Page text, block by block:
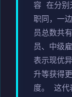
容 在分别
职同，一
员总数共
员、中级
表示现优
升等获得
度。 这代